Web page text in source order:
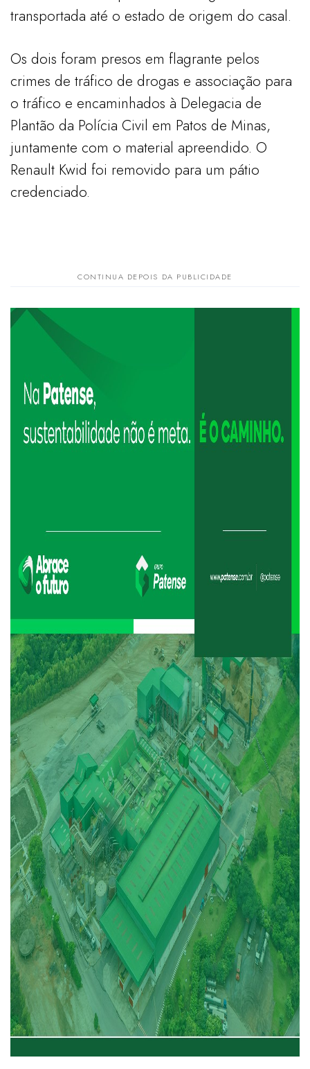
transportada até o estado de origem do casal.
Os dois foram presos em flagrante pelos
crimes de tráfico de drogas e associação para
o tráfico e encaminhados à Delegacia de
Plantão da Polícia Civil em Patos de Minas,
juntamente com o material apreendido. O
Renault Kwid foi removido para um pátio
credenciado.